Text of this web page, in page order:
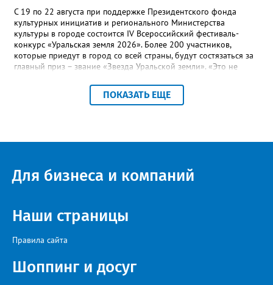
С 19 по 22 августа при поддержке Президентского фонда
культурных инициатив и регионального Министерства
культуры в городе состоится IV Всероссийский фестиваль-
конкурс «Уральская земля 2026». Более 200 участников,
которые приедут в город со всей страны, будут состязаться за
главный приз – звание «Звезда Уральской земли». «Это не
прослушивания участников, мастер-классы от ведущих
наставников, выступления победителей прошлых лет и
Челябинской, Свердловской, Курганской, Оренбургской
идейный вдохновитель, организатор фестиваля, эстрадный
певец, победитель главного патриотического конкурса страны
искусства «Золотая лира», участник телевизионных проектов
на Первом канале, обладатель звания «Голос страны» Алексей
ПОКАЗАТЬ ЕЩЕ
Для бизнеса и компаний
Наши страницы
Правила сайта
Шоппинг и досуг